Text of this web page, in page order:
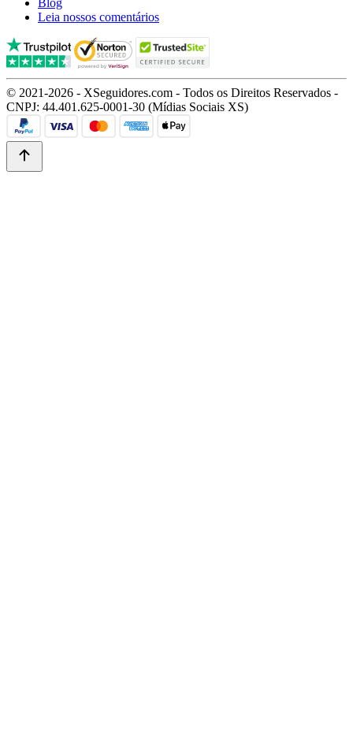
Leia nossos comentários
© 2021-2026 - XSeguidores.com - Todos os Direitos Reservados -
CNPJ: 44.401.625-0001-30 (Mídias Sociais XS)